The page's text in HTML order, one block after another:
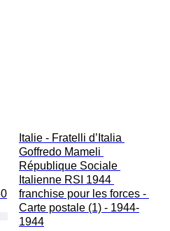
Italie - Fratelli d’Italia
Goffredo Mameli
République Sociale
Italienne RSI 1944
franchise pour les forces -
Carte postale (1) - 1944-
1944